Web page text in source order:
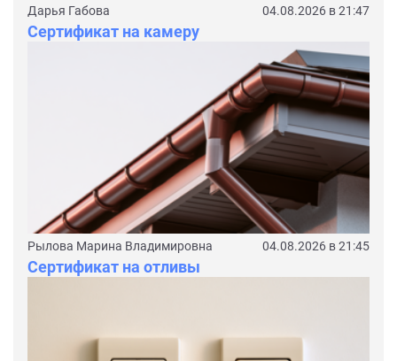
Дарья Габова 04.08.2026 в 21:47
Сертификат на камеру
Рылова Марина Владимировна 04.08.2026 в 21:45
Сертификат на отливы